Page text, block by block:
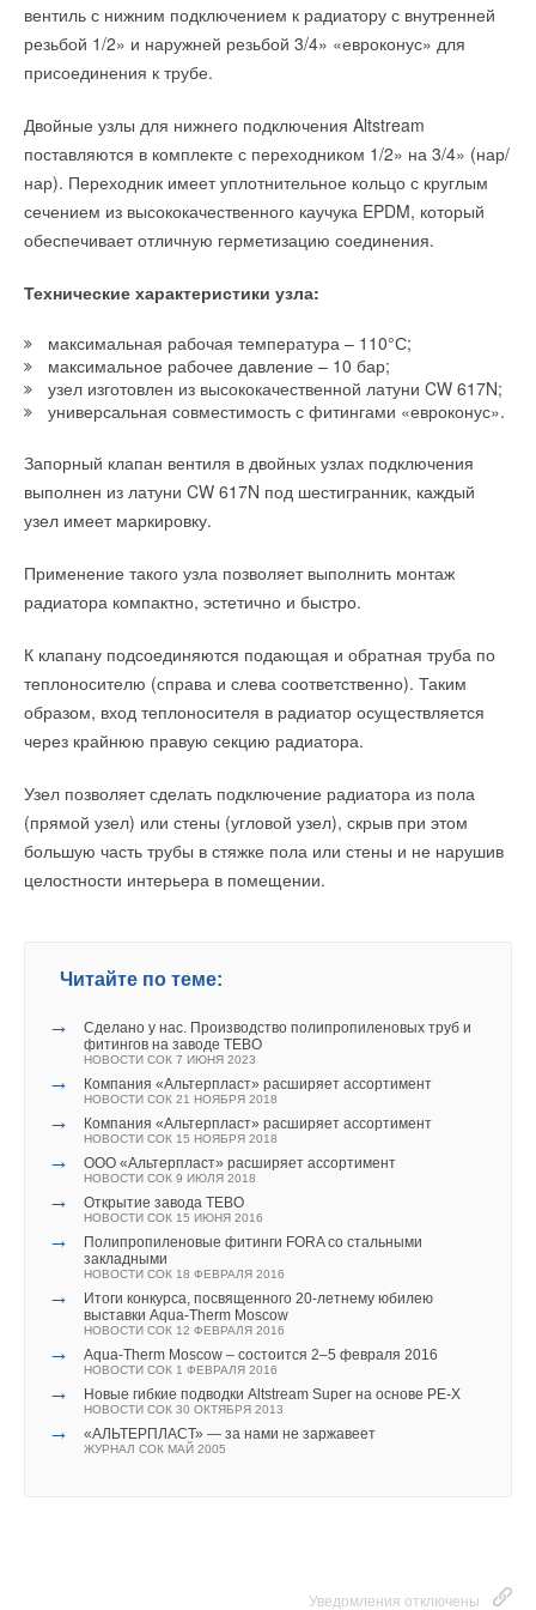
вентиль с нижним подключением к радиатору с внутренней
резьбой 1/2» и наружней резьбой 3/4» «евроконус» для
присоединения к трубе.
Двойные узлы для нижнего подключения Altstream
поставляются в комплекте с переходником 1/2» на 3/4» (нар/
нар). Переходник имеет уплотнительное кольцо с круглым
сечением из высококачественного каучука EPDM, который
обеспечивает отличную герметизацию соединения.
Технические характеристики узла:
максимальная рабочая температура – 110°С;
максимальное рабочее давление – 10 бар;
узел изготовлен из высококачественной латуни CW 617N;
универсальная совместимость с фитингами «евроконус».
Запорный клапан вентиля в двойных узлах подключения
выполнен из латуни CW 617N под шестигранник, каждый
узел имеет маркировку.
Применение такого узла позволяет выполнить монтаж
радиатора компактно, эстетично и быстро.
К клапану подсоединяются подающая и обратная труба по
теплоносителю (справа и слева соответственно). Таким
образом, вход теплоносителя в радиатор осуществляется
через крайнюю правую секцию радиатора.
Узел позволяет сделать подключение радиатора из пола
(прямой узел) или стены (угловой узел), скрыв при этом
большую часть трубы в стяжке пола или стены и не нарушив
целостности интерьера в помещении.
Читайте по теме:
→
Сделано у нас. Производство полипропиленовых труб и
фитингов на заводе TEBO
НОВОСТИ СОК 7 ИЮНЯ 2023
→ Компания «Альтерпласт» расширяет ассортимент
НОВОСТИ СОК 21 НОЯБРЯ 2018
→ Компания «Альтерпласт» расширяет ассортимент
НОВОСТИ СОК 15 НОЯБРЯ 2018
→ ООО «Альтерпласт» расширяет ассортимент
НОВОСТИ СОК 9 ИЮЛЯ 2018
→ Открытие завода TEBO
НОВОСТИ СОК 15 ИЮНЯ 2016
→
Полипропиленовые фитинги FORA со стальными
закладными
НОВОСТИ СОК 18 ФЕВРАЛЯ 2016
→
Итоги конкурса, посвященного 20-летнему юбилею
выставки Aqua-Therm Moscow
НОВОСТИ СОК 12 ФЕВРАЛЯ 2016
→ Aqua-Therm Moscow – состоится 2–5 февраля 2016
НОВОСТИ СОК 1 ФЕВРАЛЯ 2016
→ Новые гибкие подводки Altstream Super на основе PE-X
НОВОСТИ СОК 30 ОКТЯБРЯ 2013
→ «АЛЬТЕРПЛАСТ» — за нами не заржавеет
ЖУРНАЛ СОК МАЙ 2005
Уведомления отключены
опасность подтопления близлежащих территорий, а также
попадания загрязняющих веществ в реку.
сохранить благоприятную экологическую обстановку. В связи
с этим было принято решение установить оборудование
GRUNDFOS, которое отлично себя зарекомендовало на
многих подобных объектах и помогает снизить вероятность
возникновения чрезвычайных ситуаций, – комментирует
МУП «Водоканал». – Также немаловажным фактором при
обслуживания, которое компания «ГРУНДФОС
» всегда
предоставляет в кратчайшие сроки и с неизменно высоким
качеством».
На объекте смонтировано 3 насоса GRUNDFOS серии S
(мощностью 115 кВт каждый), а также интеллектуальная
система управления серии Control DC со встроенными
работать насосам в оптимальном режиме
энергопотребления. Применяемая система управления
автоматически выводит насосы на режим наименьшего
удельного энергопотребления (расход электроэнергии на м3
перекачанной жидкости). Это позволяет дополнительно
сэкономить до 10-20% электроэнергии по сравнению со
стандартными режимами управления преобразователями
частоты», – рассказывает Михаил Борисов, руководитель
направления «Системы автоматизации и управления»
единого диспетчерского пункта. Это позволит сократить
аварийных ситуаций.
КНС-12 – одна из четырех насосных станций Иркутска, на
которых была проведена реконструкция. В 2015 году МУП
«Водоканал» планирует модернизовать ещё 5
канализационных насосных станций.
Для справки:
Ангара — река в Восточной Сибири, самый крупный правый
приток Енисея, единственная река, вытекающая из озера
Байкал. Протекает по территории Иркутской области и
Красноярского края России. Длина — 1779 км. Площадь
бассейна — 1 039 000 км². МУП «Водоканал» г. Иркутска
балансе «Водоканала» в Иркутске, составляет 746 км,
отопление и охлаждение, как традиционное, но также в
первую очередь при помощи энергоэффективных
напольных и потолочных систем,
водоснабжение,
арматура для газовых сетей,
оборудование и решения, направленные на
использование возобновляемых источников энергии,
арматура для систем пожаротушения.
В соответствии с данным разделением представлена
реализации на знаковых объектах по всему миру, среди
которых – самое высокое здание в мире, башня Бурдж
Халифа в Дубаи, высочайший в Западной Европе небоскреб
в России, которых за 20-летнюю деятельность в нашей
стране было укомплектовано значительное количество.
сертификаты, программы для проектирования и модели для
программ трехмерного моделирования. Удобная система
информацию.
Новый сайт Giacomini адаптирован к просмотру на
мобильных устройствах и планшетных компьютерах. Новое
страниц сайта. Сайт Giacomini на русском языке доступен по
адресу www.giacomini.ru.
→ Тёплый пол Giacomini — решение в комплекте!
→
Инновационные воздухоотводчики с встроенным
фильтром Giacomini
НОВОСТИ СОК 10 ДЕКАБРЯ 2025
→
Фильтры и сепараторы шлама Giacomini — обзор
оригинальных решений
Giacomini получила новый приз за водородный котёл
Теплые полы Giacomini в олимпийской деревне
Giacomini признана исторической торговой маркой
Giacomini продолжает модернизировать производство
НОВОСТИ СОК 2 АПРЕЛЯ 2024
→
Компания Giacomini анонсировала запуск
в производство новой пятислойной трубы PE-X
НОВОСТИ СОК 21 ИЮЛЯ 2023
→
Giacomini S.p.A. начала выпуск модульных тепловых
пунктов GE556-SM нового поколения
Энергосберегающее регулирование приборов
отопления с точки зрения Giacomini
ЖУРНАЛ СОК АПРЕЛЬ 2023
Уведомления отключены